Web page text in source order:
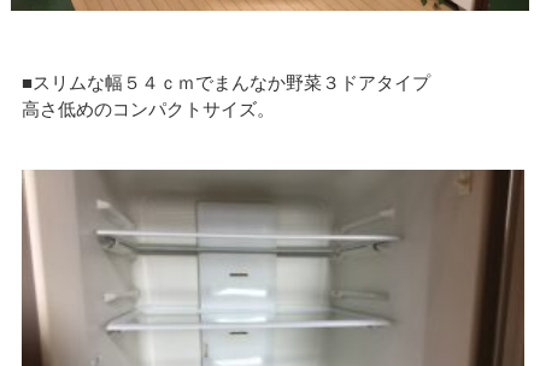
■スリムな幅５４ｃｍでまんなか野菜３ドアタイプ
高さ低めのコンパクトサイズ。